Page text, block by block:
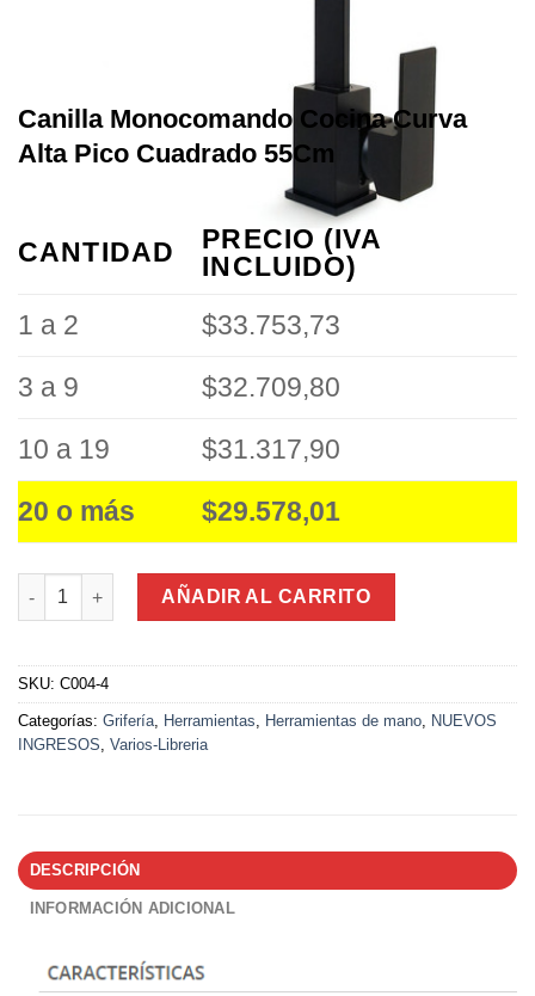
Canilla Monocomando Cocina Curva
Alta Pico Cuadrado 55Cm
CANTIDAD
PRECIO (IVA
INCLUIDO)
1 a 2
$33.753,73
3 a 9 $32.709,80
10 a 19 $31.317,90
20 o más $29.578,01
Canilla Monocomando Cocina Curva Alta Pico Cuadrado 55Cm
AÑADIR AL CARRITO
SKU: C004-4
Categorías: Grifería Herramientas Herramientas de mano
NUEVOS
INGRESOS Varios-Libreria
DESCRIPCIÓN
INFORMACIÓN ADICIONAL